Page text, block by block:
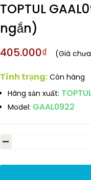
TOPTUL
ngắn)
405.000₫ (Giá
Tình trạng: Còn hàng
Hãng sản xuất:
Model: GAAL0922
-